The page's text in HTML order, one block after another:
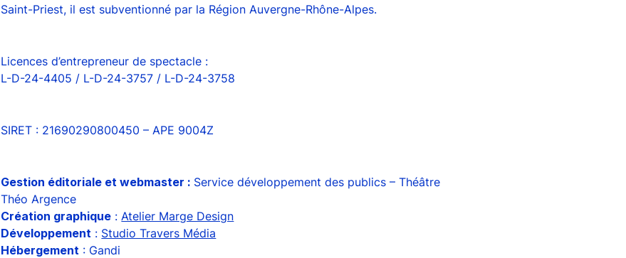
Saint-Priest, il est subventionné par la Région Auvergne-Rhône-Alpes.
Licences d’entrepreneur de spectacle :
L-D-24-4405 / L-D-24-3757 / L-D-24-3758
SIRET : 21690290800450 – APE 9004Z
Gestion éditoriale et webmaster : Service développement des publics – Théâtre
Théo Argence
Création graphique :Atelier Marge Design
Développement : Studio Travers Média
Hébergement : Gandi